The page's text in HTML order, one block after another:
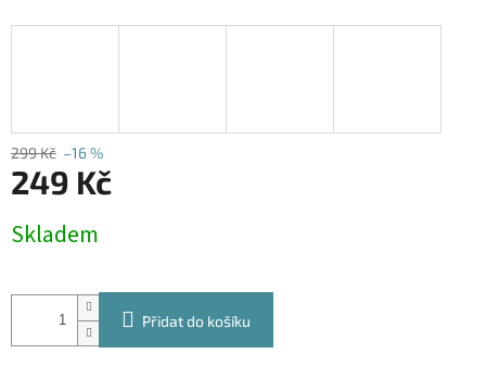
299 Kč –16 %
249 Kč
cena:
Skladem
Přidat do košíku